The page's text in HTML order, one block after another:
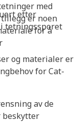
med
er noen
for å
etter
tetningssporet
og materialer er
for Cat-
av de
beskytter